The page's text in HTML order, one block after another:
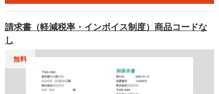
請求書（軽減税率・インボイス制度）商品コードな
し
無料